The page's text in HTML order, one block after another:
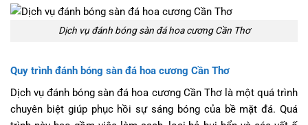
Dịch vụ đánh bóng sàn đá hoa cương Cần Thơ
Quy trình đánh bóng sàn đá hoa cương Cần Thơ
Dịch vụ đánh bóng sàn đá hoa cương Cần Thơ là một quá trình
chuyên biệt giúp phục hồi sự sáng bóng của bề mặt đá. Quá